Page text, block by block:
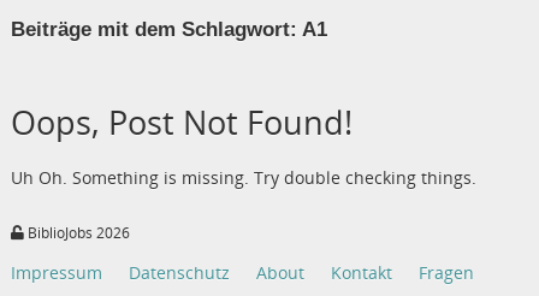
Beiträge mit dem Schlagwort: A1
Oops, Post Not Found!
Uh Oh. Something is missing. Try double checking things.
BiblioJobs 2026
Impressum Datenschutz About Kontakt Fragen